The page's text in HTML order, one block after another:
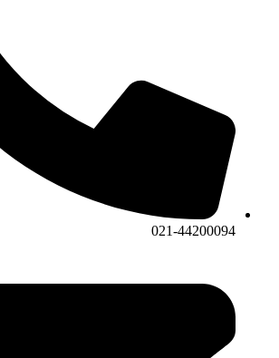
021-44200094